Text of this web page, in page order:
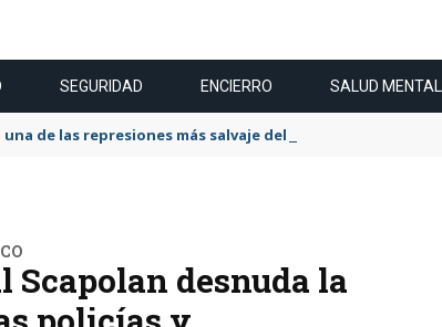
SEGURIDAD ENCIERRO SALUD MENTAL
de las represiones más salvaje del último tiempo
Scapolan desnuda la